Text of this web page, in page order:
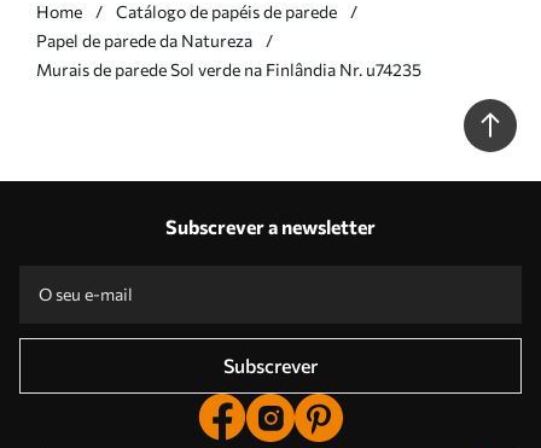
Home
Catálogo de papéis de parede
Papel de parede da Natureza
Murais de parede Sol verde na Finlândia Nr. u74235
Subscrever a newsletter
Subscrever